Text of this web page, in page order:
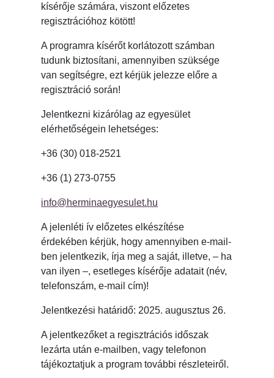
kísérője számára, viszont előzetes
regisztrációhoz kötött!
A programra kísérőt korlátozott számban
tudunk biztosítani, amennyiben szüksége
van segítségre, ezt kérjük jelezze előre a
regisztráció során!
Jelentkezni kizárólag az egyesület
elérhetőségein lehetséges:
+36 (30) 018-2521
+36 (1) 273-0755
info@herminaegyesulet.hu
A jelenléti ív előzetes elkészítése
érdekében kérjük, hogy amennyiben e-mail-
ben jelentkezik, írja meg a saját, illetve, – ha
van ilyen –, esetleges kísérője adatait (név,
telefonszám, e-mail cím)!
Jelentkezési határidő: 2025. augusztus 26.
A jelentkezőket a regisztrációs időszak
lezárta után e-mailben, vagy telefonon
tájékoztatjuk a program további részleteiről.